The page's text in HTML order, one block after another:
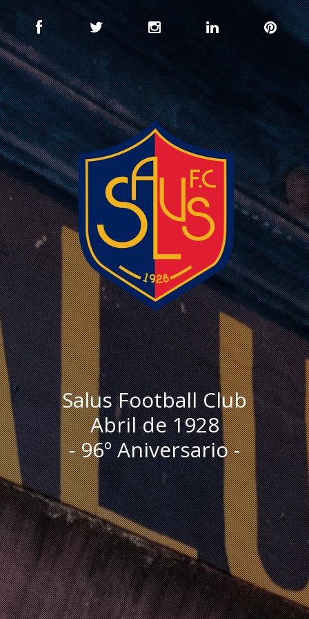
I
Salus Football Club
Abril de 1928
- 96º Aniversario -